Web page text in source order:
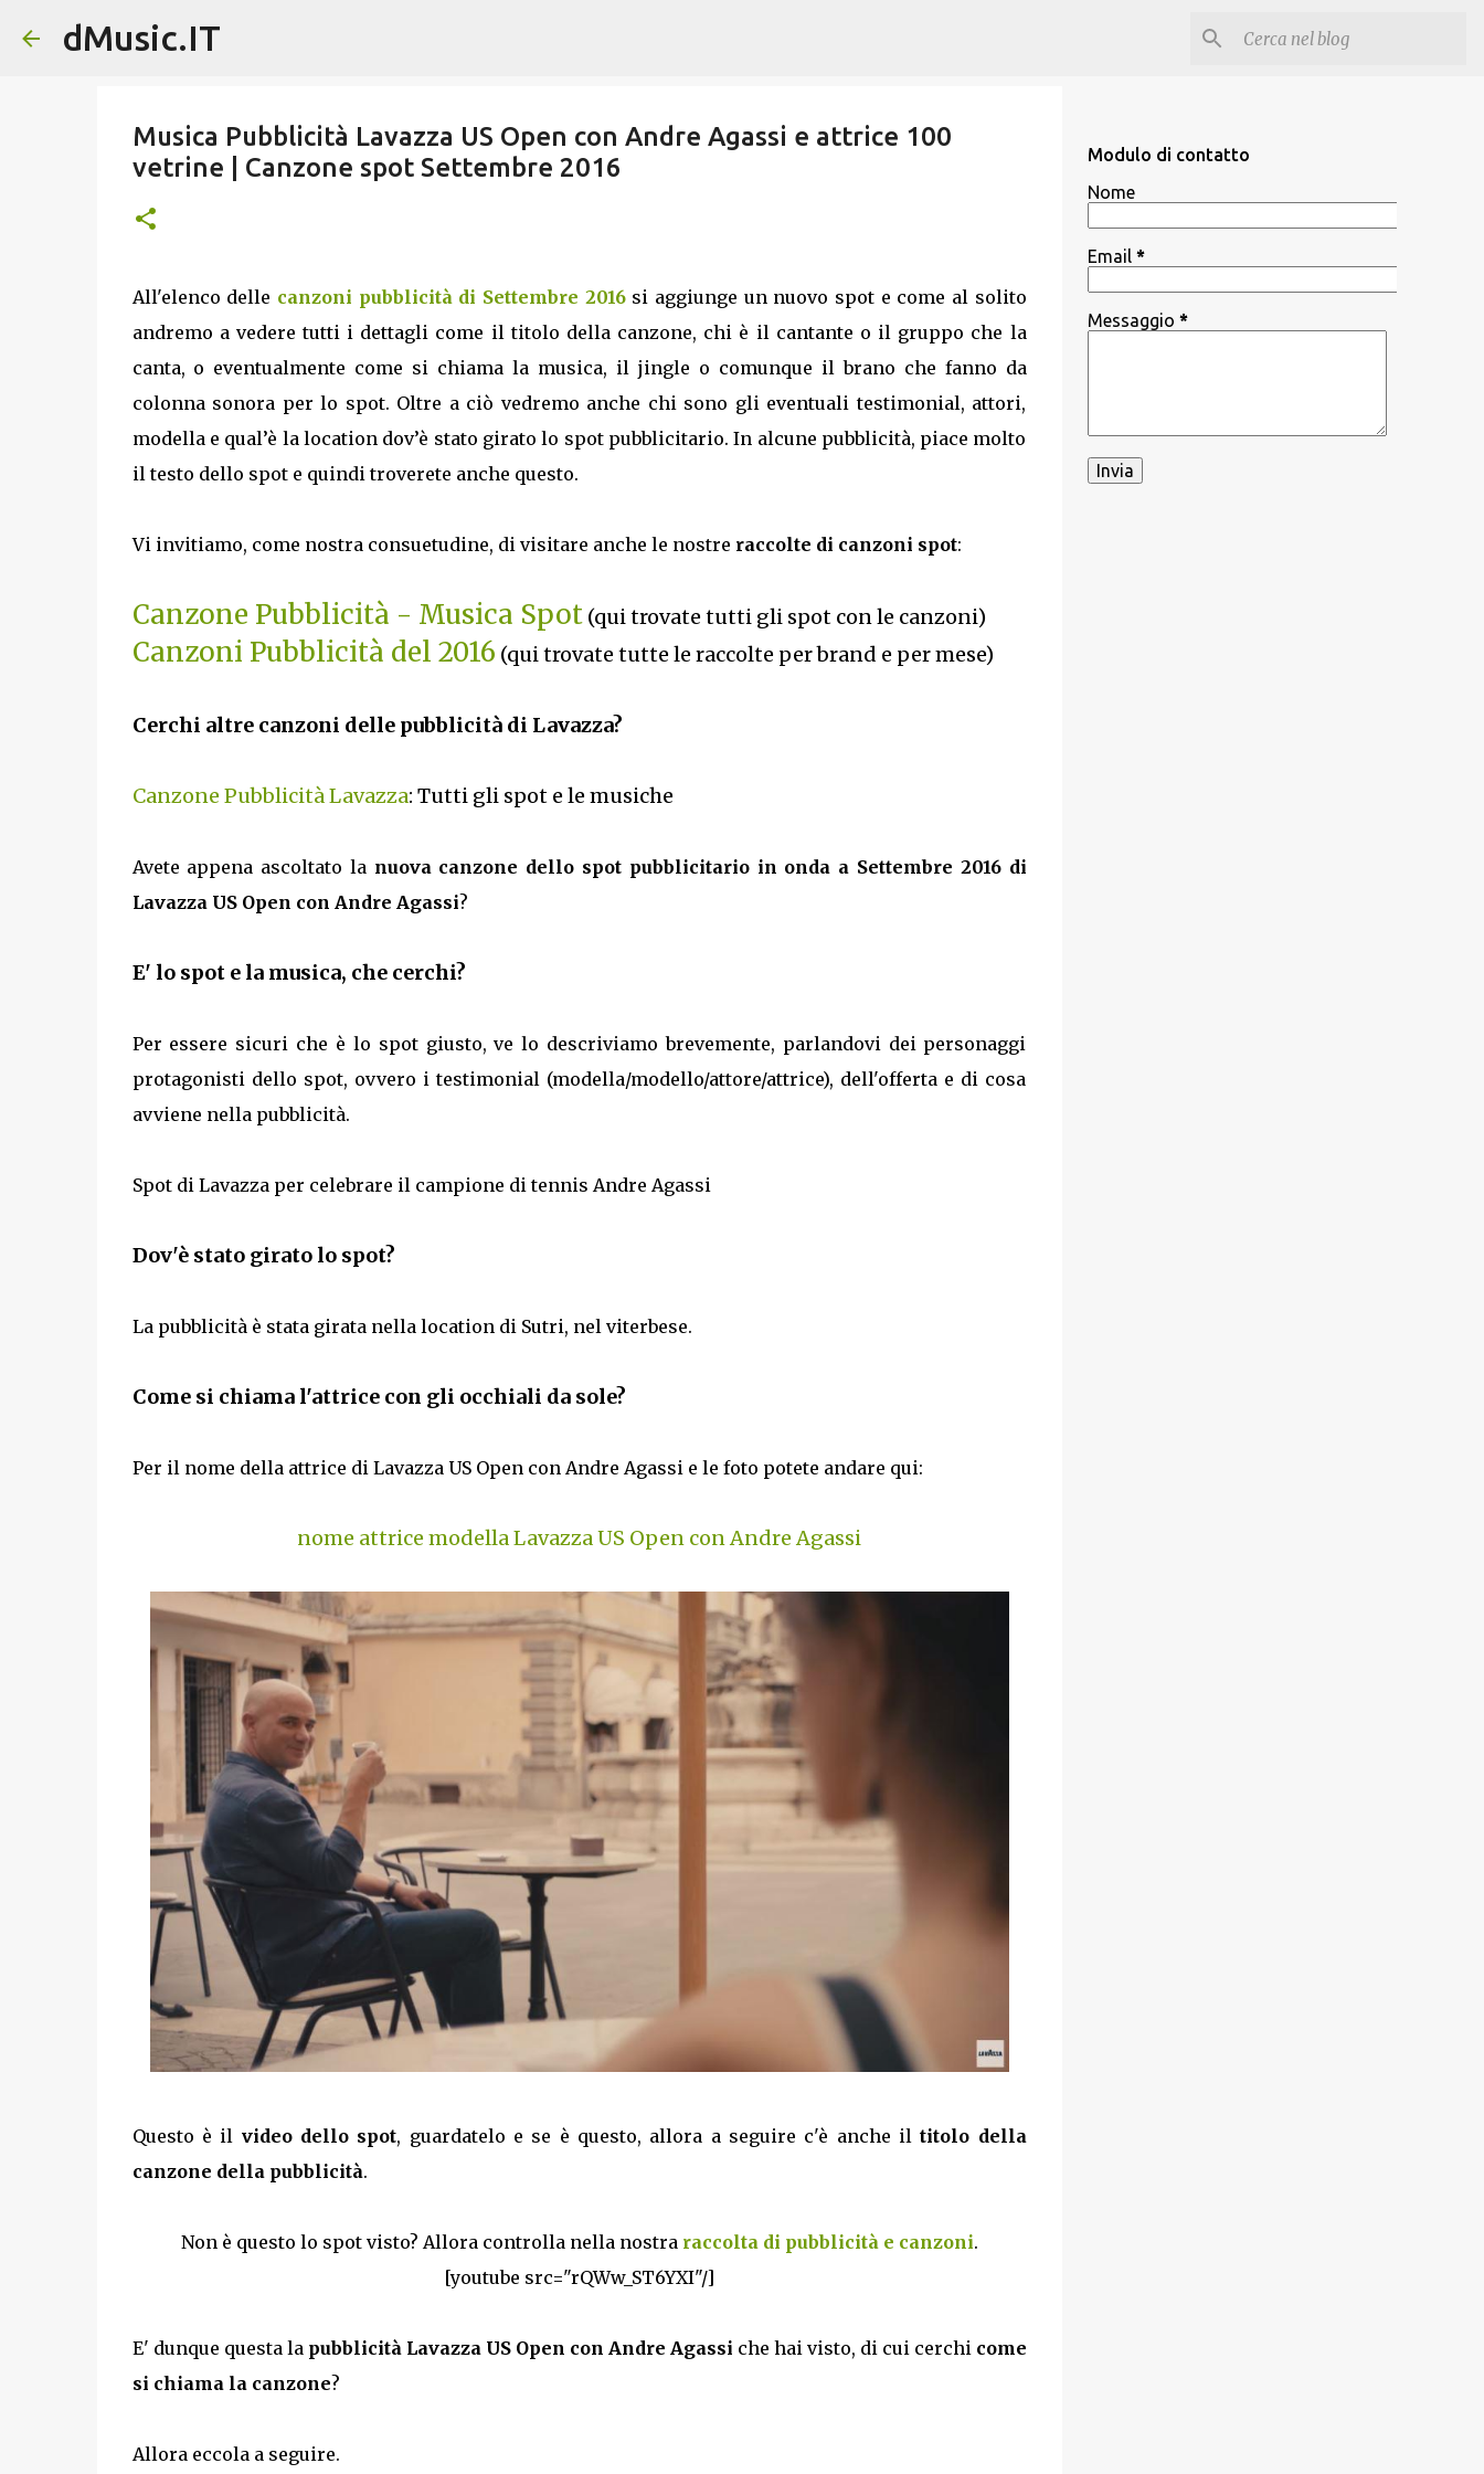
dMusic.IT
Musica Pubblicità Lavazza US Open con Andre Agassi e attrice 100
vetrine | Canzone spot Settembre 2016
All'elenco delle canzoni pubblicità di Settembre 2016si aggiunge un nuovo spot e come al solito
andremo a vedere tutti i dettagli come il titolo della canzone, chi è il cantante o il gruppo che la
canta, o eventualmente come si chiama la musica, il jingle o comunque il brano che fanno da
colonna sonora per lo spot. Oltre a ciò vedremo anche chi sono gli eventuali testimonial, attori,
modella e qual’è la location dov’è stato girato lo spot pubblicitario. In alcune pubblicità, piace molto
il testo dello spot e quindi troverete anche questo.
Vi invitiamo, come nostra consuetudine, di visitare anche le nostre raccolte di canzoni spot:
Canzone Pubblicità - Musica Spot (qui trovate tutti gli spot con le canzoni)
Canzoni Pubblicità del 2016 (qui trovate tutte le raccolte per brand e per mese)
Cerchi altre canzoni delle pubblicità di Lavazza?
Canzone Pubblicità Lavazza: Tutti gli spot e le musiche
Avete appena ascoltato la nuova canzone dello spot pubblicitario in onda a Settembre 2016 di
Lavazza US Open con Andre Agassi?
E' lo spot e la musica, che cerchi?
Per essere sicuri che è lo spot giusto, ve lo descriviamo brevemente, parlandovi dei personaggi
protagonisti dello spot, ovvero i testimonial (modella/modello/attore/attrice), dell'offerta e di cosa
avviene nella pubblicità.
Spot di Lavazza per celebrare il campione di tennis Andre Agassi
Dov'è stato girato lo spot?
La pubblicità è stata girata nella location di Sutri, nel viterbese.
Come si chiama l'attrice con gli occhiali da sole?
Per il nome della attrice di Lavazza US Open con Andre Agassi e le foto potete andare qui:
nome attrice modella Lavazza US Open con Andre Agassi
Questo è il video dello spot, guardatelo e se è questo, allora a seguire c'è anche iltitolo della
canzone della pubblicità.
Non è questo lo spot visto? Allora controlla nella nostra raccolta di pubblicità e canzoni.
[youtube src="rQWw_ST6YXI"/]
E' dunque questa la pubblicità Lavazza US Open con Andre Agassi che hai visto, di cui cerchi come
si chiama la canzone?
Allora eccola a seguire.
Modulo di contatto
Nome
Email *
Messaggio *